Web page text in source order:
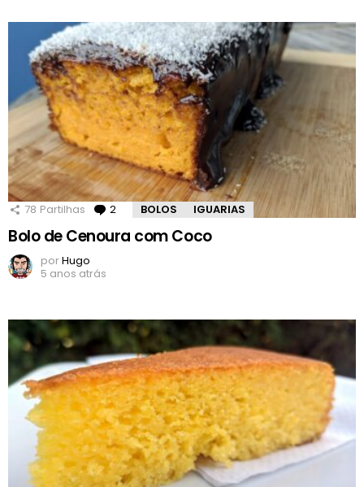
78 Partilhas 2 Comentários
BOLOS IGUARIAS
Bolo de Cenoura com Coco
porHugo
5 anos atrás